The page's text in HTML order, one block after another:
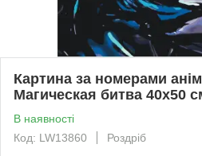
Картина за номерами
Магическая битва 40x50
В наявності
Код: LW13860
Роздріб